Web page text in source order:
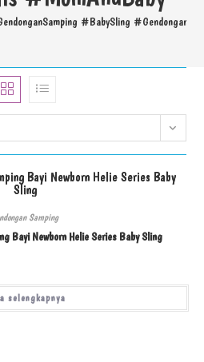
#BabySling
Samping
Bayi Newborn Helie Series Baby Sling
selengkapnya